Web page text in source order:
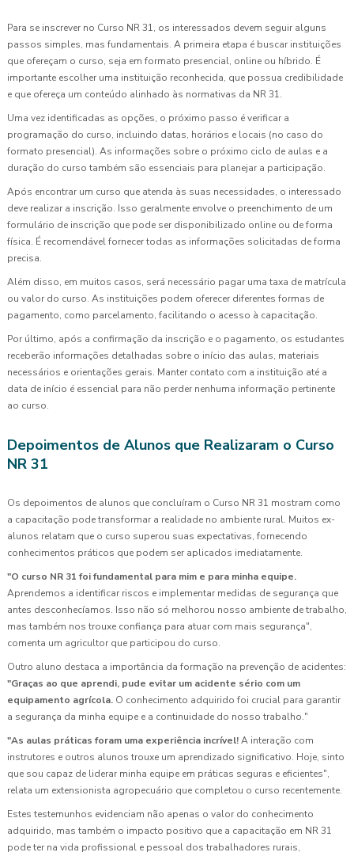
Para se inscrever no Curso NR 31, os interessados devem seguir alguns
passos simples, mas fundamentais. A primeira etapa é buscar instituições
que ofereçam o curso, seja em formato presencial, online ou híbrido. É
importante escolher uma instituição reconhecida, que possua credibilidade
e que ofereça um conteúdo alinhado às normativas da NR 31.
Uma vez identificadas as opções, o próximo passo é verificar a
programação do curso, incluindo datas, horários e locais (no caso do
formato presencial). As informações sobre o próximo ciclo de aulas e a
duração do curso também são essenciais para planejar a participação.
Após encontrar um curso que atenda às suas necessidades, o interessado
deve realizar a inscrição. Isso geralmente envolve o preenchimento de um
formulário de inscrição que pode ser disponibilizado online ou de forma
física. É recomendável fornecer todas as informações solicitadas de forma
precisa.
Além disso, em muitos casos, será necessário pagar uma taxa de matrícula
ou valor do curso. As instituições podem oferecer diferentes formas de
pagamento, como parcelamento, facilitando o acesso à capacitação.
Por último, após a confirmação da inscrição e o pagamento, os estudantes
receberão informações detalhadas sobre o início das aulas, materiais
necessários e orientações gerais. Manter contato com a instituição até a
data de início é essencial para não perder nenhuma informação pertinente
ao curso.
Depoimentos de Alunos que Realizaram o Curso
NR 31
Os depoimentos de alunos que concluíram o Curso NR 31 mostram como
a capacitação pode transformar a realidade no ambiente rural. Muitos ex-
alunos relatam que o curso superou suas expectativas, fornecendo
conhecimentos práticos que podem ser aplicados imediatamente.
"O curso NR 31 foi fundamental para mim e para minha equipe.
Aprendemos a identificar riscos e implementar medidas de segurança que
antes desconhecíamos. Isso não só melhorou nosso ambiente de trabalho,
mas também nos trouxe confiança para atuar com mais segurança",
comenta um agricultor que participou do curso.
Outro aluno destaca a importância da formação na prevenção de acidentes:
"Graças ao que aprendi, pude evitar um acidente sério com um
equipamento agrícola. O conhecimento adquirido foi crucial para garantir
a segurança da minha equipe e a continuidade do nosso trabalho."
"As aulas práticas foram uma experiência incrível!A interação com
instrutores e outros alunos trouxe um aprendizado significativo. Hoje, sinto
que sou capaz de liderar minha equipe em práticas seguras e eficientes",
relata um extensionista agropecuário que completou o curso recentemente.
Estes testemunhos evidenciam não apenas o valor do conhecimento
adquirido, mas também o impacto positivo que a capacitação em NR 31
pode ter na vida profissional e pessoal dos trabalhadores rurais,